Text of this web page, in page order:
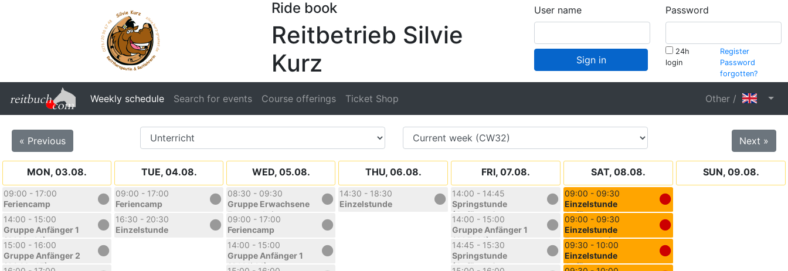
Ride book
Reitbetrieb Silvie
Kurz
User name Password
Sign in
24h
login
Register
Password
forgotten?
Weekly schedule Search for events Course offerings Ticket Shop Other /
« Previous Next »
MON, 03.08.
09:00 - 17:00
Feriencamp
14:00 - 15:00
Gruppe Anfänger 1
(A1.Mo.14)
15:00 - 16:00
Gruppe Anfänger 2
(A2.Mo.15)
TUE, 04.08.
09:00 - 17:00
Feriencamp
16:30 - 20:30
Einzelstunde
WED, 05.08.
08:30 - 09:30
Gruppe Erwachsene
Fortgeschrittene
(EF.Mi.0830)
09:00 - 17:00
Feriencamp
14:00 - 15:00
Gruppe Anfänger 1
(A1.Mi.14)
THU, 06.08.
14:30 - 18:30
Einzelstunde
FRI, 07.08.
14:00 - 14:45
Springstunde
(Anfänger)
14:00 - 15:00
Gruppe Anfänger 1
(A1.Fr.14)
14:45 - 15:30
Springstunde
(Anfänger)
SAT, 08.08.
09:00 - 09:30
Einzelstunde
Anfänger
09:00 - 09:30
Einzelstunde
Fortgeschrittene
09:30 - 10:00
Einzelstunde
Anfänger
SUN, 09.08.